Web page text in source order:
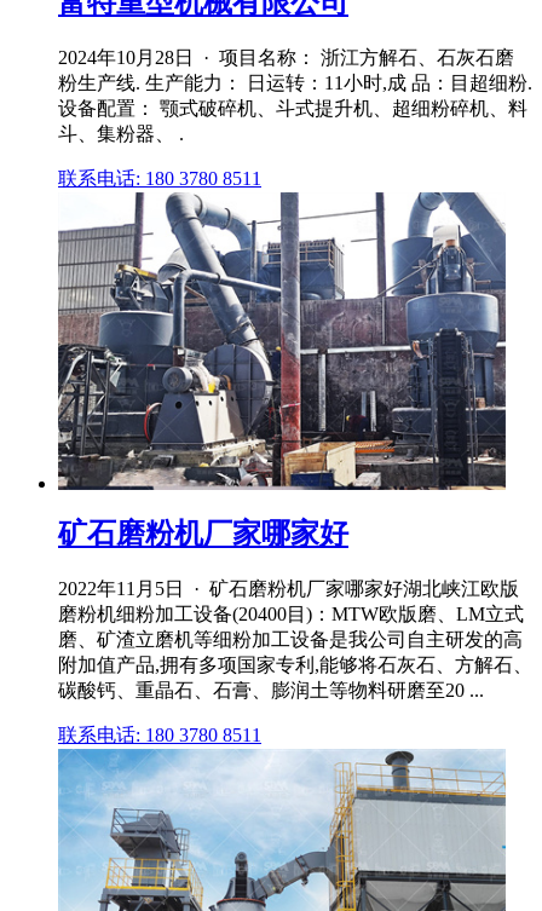
2024年10月28日 · 项目名称： 浙江方解石、石灰石磨
粉生产线. 生产能力： 日运转：11小时,成 品：目超细粉.
设备配置： 颚式破碎机、斗式提升机、超细粉碎机、料
斗、集粉器、 .
联系电话: 180 3780 8511
矿石磨粉机厂家哪家好
2022年11月5日 · 矿石磨粉机厂家哪家好湖北峡江欧版
磨粉机细粉加工设备(20400目)：MTW欧版磨、LM立式
磨、矿渣立磨机等细粉加工设备是我公司自主研发的高
附加值产品,拥有多项国家专利,能够将石灰石、方解石、
碳酸钙、重晶石、石膏、膨润土等物料研磨至20 ...
联系电话: 180 3780 8511